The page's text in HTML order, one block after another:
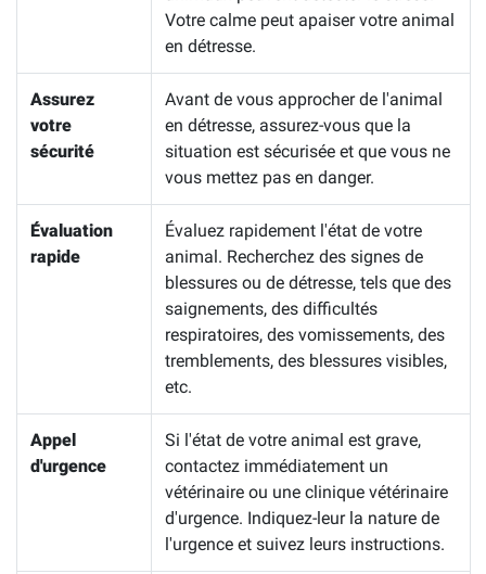
Votre calme peut apaiser votre animal
en détresse.
Assurez
votre
sécurité
Avant de vous approcher de l'animal
en détresse, assurez-vous que la
situation est sécurisée et que vous ne
vous mettez pas en danger.
Évaluation
rapide
Évaluez rapidement l'état de votre
animal. Recherchez des signes de
blessures ou de détresse, tels que des
saignements, des difficultés
respiratoires, des vomissements, des
tremblements, des blessures visibles,
etc.
Appel
d'urgence
Si l'état de votre animal est grave,
contactez immédiatement un
vétérinaire ou une clinique vétérinaire
d'urgence. Indiquez-leur la nature de
l'urgence et suivez leurs instructions.